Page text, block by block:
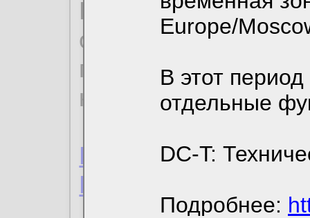
Europe/
В этот
отдельные
DC-T:
Подробнее:
По
ознакомиться с
пользовательским
Пользовательское
Политика